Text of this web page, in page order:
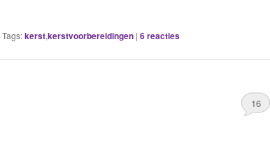
Tags:kerst,kerstvoorbereidingen | 6reacties
16